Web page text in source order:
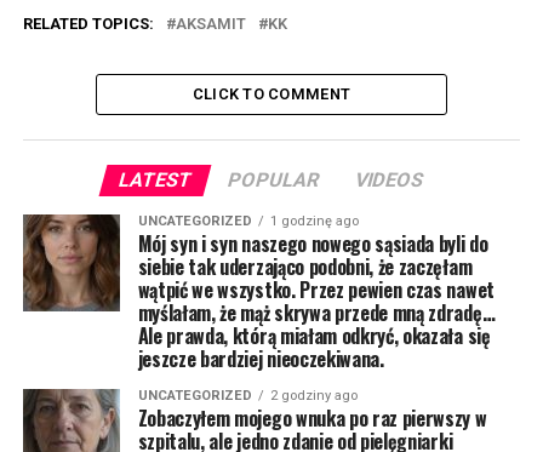
RELATED TOPICS: AKSAMIT KK
CLICK TO COMMENT
LATEST POPULAR VIDEOS
UNCATEGORIZED 1 godzinę ago
Mój syn i syn naszego nowego sąsiada byli do
siebie tak uderzająco podobni, że zaczęłam
wątpić we wszystko. Przez pewien czas nawet
myślałam, że mąż skrywa przede mną zdradę…
Ale prawda, którą miałam odkryć, okazała się
jeszcze bardziej nieoczekiwana.
UNCATEGORIZED 2 godziny ago
Zobaczyłem mojego wnuka po raz pierwszy w
szpitalu, ale jedno zdanie od pielęgniarki